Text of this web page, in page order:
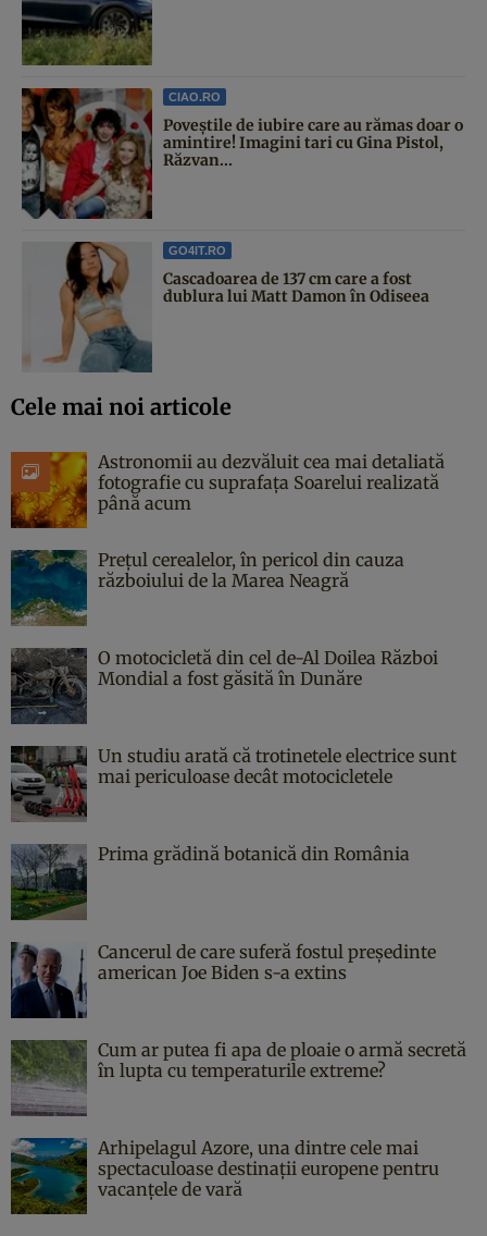
CIAO.RO
Poveştile de iubire care au rămas doar o
amintire! Imagini tari cu Gina Pistol,
Răzvan...
GO4IT.RO
Cascadoarea de 137 cm care a fost
dublura lui Matt Damon în Odiseea
Cele mai noi articole
Astronomii au dezvăluit cea mai detaliată
fotografie cu suprafața Soarelui realizată
până acum
Prețul cerealelor, în pericol din cauza
războiului de la Marea Neagră
O motocicletă din cel de-Al Doilea Război
Mondial a fost găsită în Dunăre
Un studiu arată că trotinetele electrice sunt
mai periculoase decât motocicletele
Prima grădină botanică din România
Cancerul de care suferă fostul președinte
american Joe Biden s-a extins
Cum ar putea fi apa de ploaie o armă secretă
în lupta cu temperaturile extreme?
Arhipelagul Azore, una dintre cele mai
spectaculoase destinații europene pentru
vacanțele de vară